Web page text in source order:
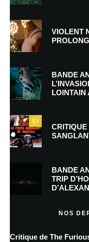
Nom*
E-mail*
Enregistrer mon nom,
mon prochain commentaire.
plus sur la façon dont
VIOLENT
BANDE
LOINTAIN
7.5
CRITIQUE
BANDE
TRIP
NOS
Critique de The